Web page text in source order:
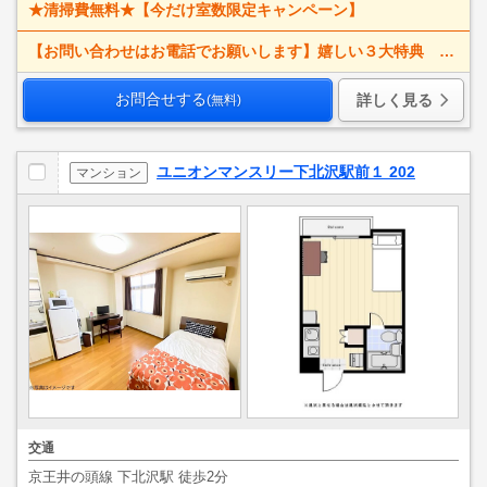
★清掃費無料★【今だけ室数限定キャンペーン】
【お問い合わせはお電話でお願いします】嬉しい３大特典 賃料大幅値下げ！ 寝具一式＆ベッドメイキング無料＋α
お問合せする(無料) 詳しく見る
マンション ユニオンマンスリー下北沢駅前１ 202
交通
京王井の頭線 下北沢駅 徒歩2分